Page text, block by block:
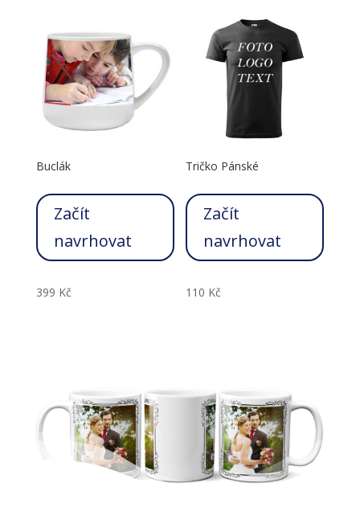
Buclák
Začít
navrhovat
399 Kč
Tričko Pánské
Začít
navrhovat
110 Kč